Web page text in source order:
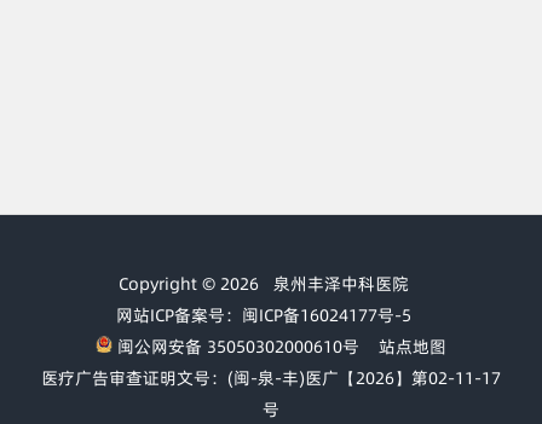
Copyright © 2026 泉州丰泽中科医院
网站ICP备案号：闽ICP备16024177号-5
闽公网安备 35050302000610号
站点地图
医疗广告审查证明文号：(闽-泉-丰)医广【2026】第02-11-17
号